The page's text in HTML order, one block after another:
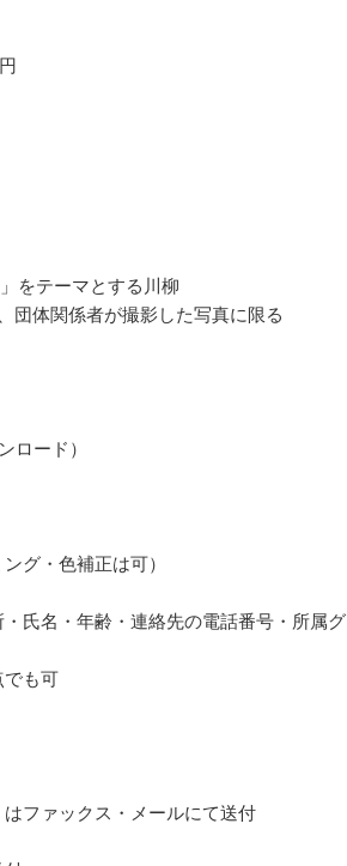
をテーマとする川柳
団体関係者が撮影した写真に限る
ロード）
グ・色補正は可）
氏名・年齢・連絡先の電話番号・所属グ
も可
ファックス・メールにて送付